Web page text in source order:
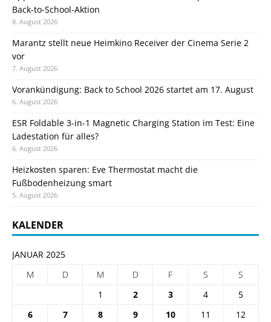
Back-to-School-Aktion
8. August 2026
Marantz stellt neue Heimkino Receiver der Cinema Serie 2
vor
7. August 2026
Vorankündigung: Back to School 2026 startet am 17. August
6. August 2026
ESR Foldable 3-in-1 Magnetic Charging Station im Test: Eine
Ladestation für alles?
6. August 2026
Heizkosten sparen: Eve Thermostat macht die
Fußbodenheizung smart
5. August 2026
KALENDER
JANUAR 2025
M
D M D F S
S
1
2 3 4
5
6
7 8 9 10 11 12